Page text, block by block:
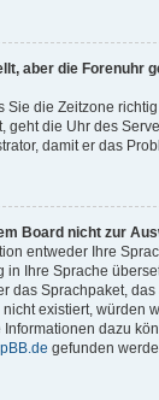
aber die Forenuhr
Sie die Zeitzone
geht die Uhr des
damit er das
Board nicht zur
entweder Ihre
Ihre Sprache
das Sprachpaket,
existiert, würden
dazu
gefunden